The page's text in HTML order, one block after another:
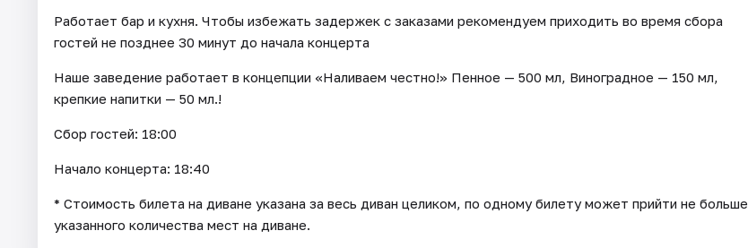
Работает бар и кухня. Чтобы избежать задержек с заказами рекомендуем приходить во время сбора
гостей не позднее 30 минут до начала концерта
Наше заведение работает в концепции «Наливаем честно!» Пенное — 500 мл, Виноградное — 150 мл,
крепкие напитки — 50 мл.!
Сбор гостей: 18:00
Начало концерта: 18:40
* Стоимость билета на диване указана за весь диван целиком, по одному билету может прийти не больше
указанного количества мест на диване.